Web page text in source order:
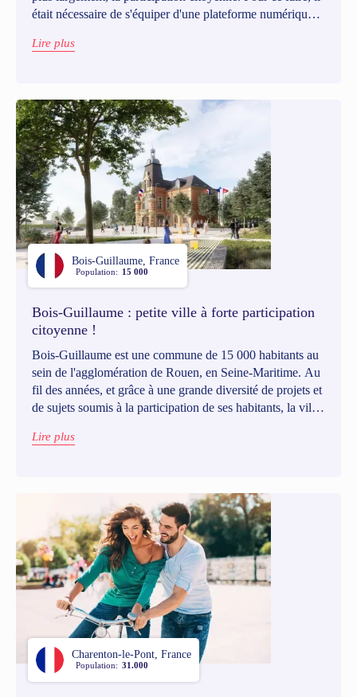
était nécessaire de s'équiper d'une plateforme numérique à
choix s'est porté sur Go Vocal pour sa convivialité et sa
Lire plus
Bois-Guillaume, France
Population: 15 000
Bois-Guillaume : petite ville à forte participation
citoyenne !
Bois-Guillaume est une commune de 15 000 habitants au
sein de l'agglomération de Rouen, en Seine-Maritime. Au
fil des années, et grâce à une grande diversité de projets et
de sujets soumis à la participation de ses habitants, la ville
citoyenne. Découvrons ensemble les clés de ce succès à
Lire plus
Charenton-le-Pont, France
Population: 31.000